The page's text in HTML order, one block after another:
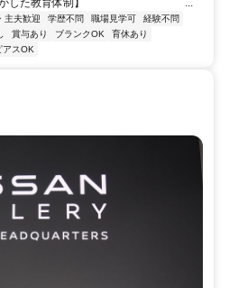
た教育体制】 ￣￣￣￣￣￣￣￣￣...
主夫歓迎 学歴不問 職場見学可
経験不問
賞与あり ブランクOK
育休あり
アスOK